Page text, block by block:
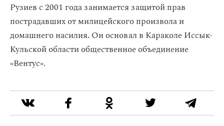
Рузиев с 2001 года занимается защитой прав
пострадавших от милицейского произвола и
домашнего насилия. Он основал в Караколе Иссык-
Кульской области общественное объединение
«Вентус».